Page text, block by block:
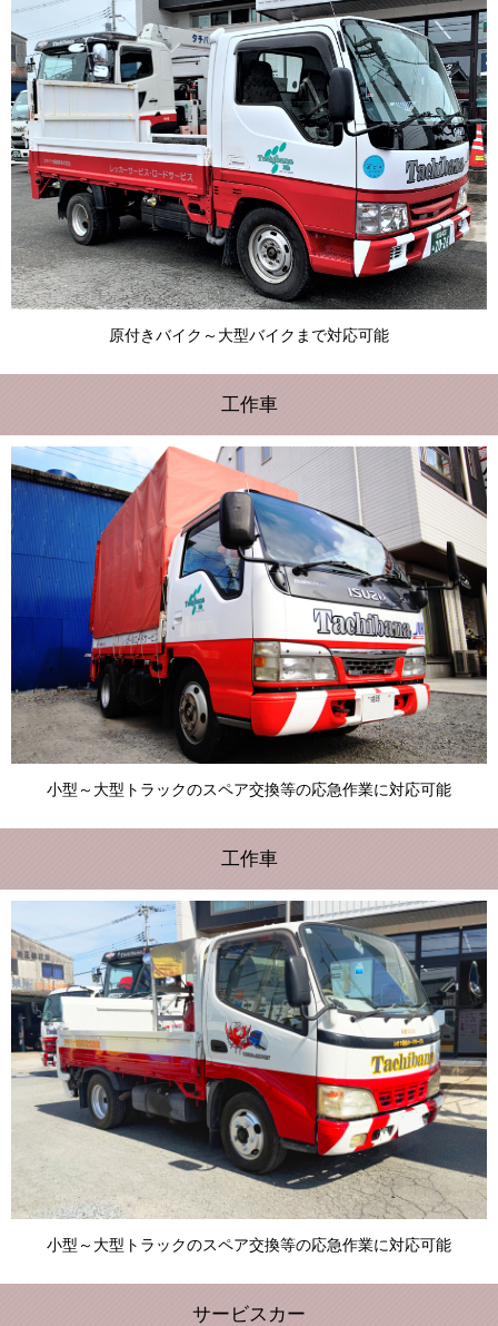
原付きバイク～大型バイクまで対応可能
工作車
小型～大型トラックのスペア交換等の応急作業に対応可能
工作車
小型～大型トラックのスペア交換等の応急作業に対応可能
サービスカー